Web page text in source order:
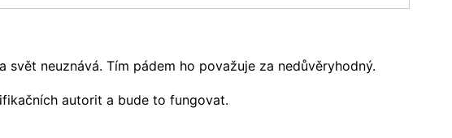
neuznává. Tím pádem ho považuje za nedůvěryhodný.
autorit a bude to fungovat.